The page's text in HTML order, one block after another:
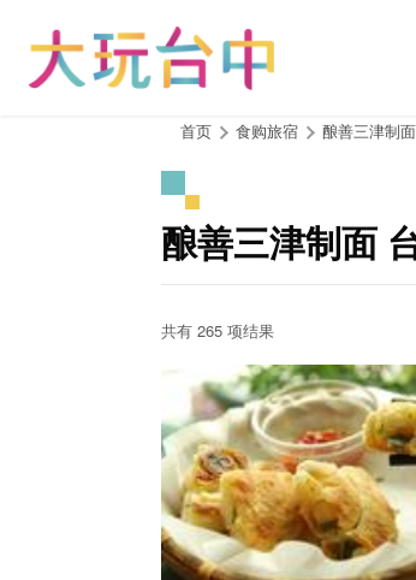
首页 食购旅宿 酿善三津制
酿善三津制面
共有 265 项结果